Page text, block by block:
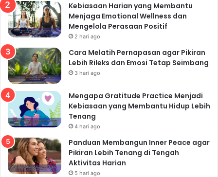
Kebiasaan Harian yang Membantu
Menjaga Emotional Wellness dan
Mengelola Perasaan Positif
2 hari ago
Cara Melatih Pernapasan agar Pikiran
Lebih Rileks dan Emosi Tetap Seimbang
3 hari ago
Mengapa Gratitude Practice Menjadi
Kebiasaan yang Membantu Hidup Lebih
Tenang
4 hari ago
Panduan Membangun Inner Peace agar
Pikiran Lebih Tenang di Tengah
Aktivitas Harian
5 hari ago